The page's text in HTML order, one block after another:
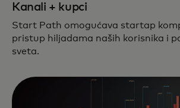
Kanali + kupci
Start Path omogućava startap
pristup hiljadama naših korisnika i
sveta.